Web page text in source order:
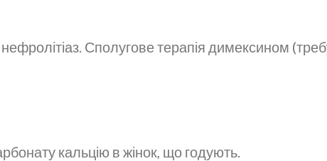
нефролітіаз. Сполугове терапія димексином
кальцію в жінок, що годують.